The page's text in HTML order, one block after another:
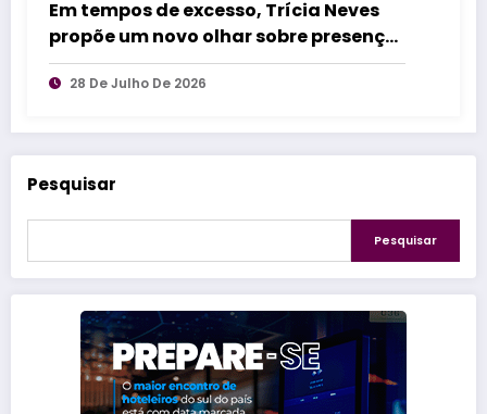
Em tempos de excesso, Trícia Neves
propõe um novo olhar sobre presença
e conexão na hospitalidade
28 De Julho De 2026
Pesquisar
Pesquisar